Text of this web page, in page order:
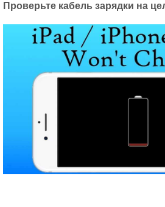
Проверьте кабель зарядки на